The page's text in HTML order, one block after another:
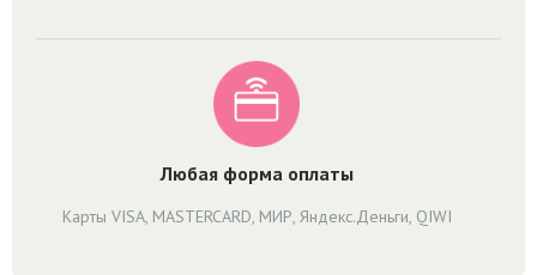
Любая форма оплаты
Карты VISA, MASTERCARD, МИР, Яндекс.Деньги, QIWI